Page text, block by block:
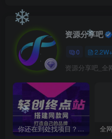
资源分享吧
0 2.2W+
资源分享吧_全
你还在到处找项目？还在当韭菜？我靠卖项目一个月收入5万+，曾经我也是个失败者。
❄
❄
❄
❄